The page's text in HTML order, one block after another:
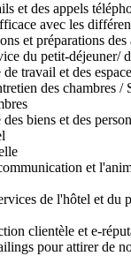
et des appels
avec les
et préparations des
du petit-déjeuner/
travail et des
des chambres /
biens et des
et
de l'hôtel et du
clientèle et e-
pour attirer de